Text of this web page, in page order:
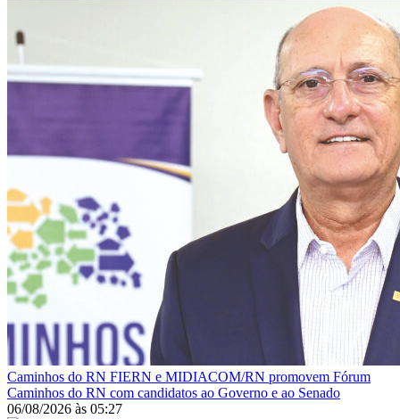
Caminhos do RN FIERN e MIDIACOM/RN promovem Fórum
Caminhos do RN com candidatos ao Governo e ao Senado
06/08/2026 às 05:27